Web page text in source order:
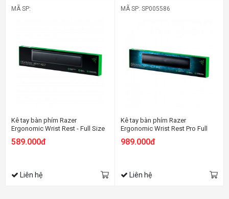
MÃ SP:
Kê tay bàn phím Razer
Ergonomic Wrist Rest - Full Size
589.000đ
Liên hệ
MÃ SP: SP005586
Kê tay bàn phím Razer
Ergonomic Wrist Rest Pro Full
989.000đ
Liên hệ